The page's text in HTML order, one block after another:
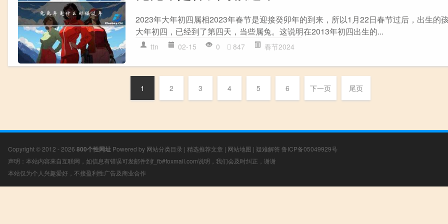
2023年大年初四属相2023年春节是迎接癸卯年的到来，所以1月22日春节过后，出生的
大年初四，已经到了第四天，当些属兔。这说明在2013年初四出生的...
ttn 02-15 0 847 春节2024
1 2 3 4 5 6 下一页 尾页
Copyright © 2012 - 2026 800个性网址 Powered by 网站分类目录 | 精选推荐文章 | 网站地图 | 疑难解答 鲁ICP备05049929号
声明：本站内容来自互联网，如信息有错误可发邮件到f_fb#foxmail.com说明，我们会及时纠正，谢谢
本站仅为个人兴趣爱好，不接盈利性广告及商业合作